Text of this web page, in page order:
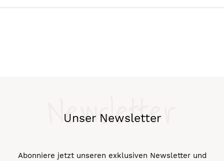
Unser Newsletter
Newsletter
Abonniere jetzt unseren exklusiven Newsletter und